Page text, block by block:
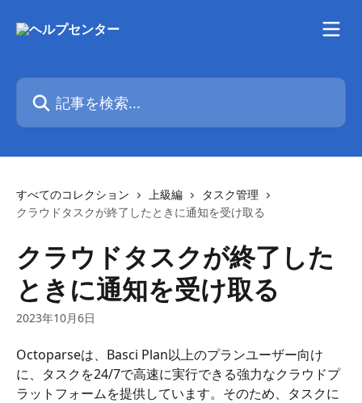
記事を検索...
すべてのコレクション 上級編
タスク管理
クラウドタスクが終了したときに通知を受け取る
クラウドタスクが終了した
ときに通知を受け取る
2023年10月6日
Octoparseは、Basci Plan以上のプランユーザー向け
に、タスクを24/7で高速に実行できる強力なクラウドプ
ラットフォームを提供しています。そのため、タスクに